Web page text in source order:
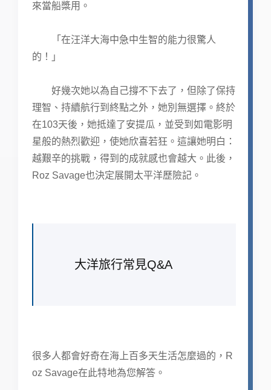
來當船槳用。
「在汪洋大海中急中生智的能力很驚人
的！」
好幾次她以為自己撐不下去了，但除了保持
理智、持續航行到終點之外，她別無選擇。終於
在103天後，她抵達了安提瓜，並受到如電影明
星般的熱烈歡迎，使她欣喜若狂。這讓她明白：
越艱辛的挑戰，得到的成就感也會越大。此後，
Roz Savage也決定展開太平洋歷險記。
大洋旅行常見Q&A
很多人都會好奇在海上百多天生活怎麼過的，R
oz Savage在此特地為您解答。